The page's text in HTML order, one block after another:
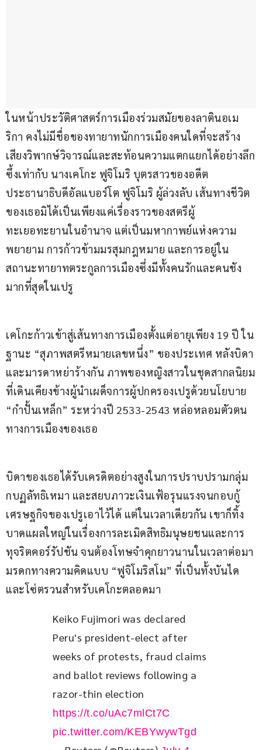
ในหน้าประวัติศาสตร์การเมืองร่วมสมัยของลาตินอเม
ริกา คงไม่มีชื่อของทายาทนักการเมืองคนใดที่จะสร้าง
เสียงวิพากษ์วิจารณ์และสะท้อนความแตกแยกได้อย่างลึก
ซึ้งเท่ากับ นางเคโกะ ฟูจิโมริ บุตรสาวของอดีต
ประธานาธิบดีอัลแบอร์โต ฟูจิโมริ ผู้ล่วงลับ เส้นทางชีวิต
ของเธอมิได้เป็นเพียงแค่เรื่องราวของสตรีผู้
ทะเยอทะยานในอำนาจ แต่เป็นมหากาพย์แห่งความ
พยายาม การก้าวข้ามมรสุมกฎหมาย และการอยู่ใน
สถานะทายาทตระกูลการเมืองซึ่งมีทั้งคนรักและคนชัง
มากที่สุดในเปรู
เคโกะก้าวเข้าสู่เส้นทางการเมืองตั้งแต่อายุเพียง 19 ปี ใน
ฐานะ “สุภาพสตรีหมายเลขหนึ่ง” ของประเทศ หลังบิดา
และมารดาหย่าร้างกัน ภาพของหญิงสาวในชุดสากลนิยม
ที่เดินเคียงข้างผู้นำเผด็จการผู้ปกครองเปรูด้วยนโยบาย
“กำปั้นเหล็ก” ระหว่างปี 2533-2543 หล่อหลอมตัวตน
ทางการเมืองของเธอ
บิดาของเธอได้รับเครดิตอย่างสูงในการปราบปรามกลุ่ม
กบฏลัทธิเหมา และสยบภาวะเงินเฟ้อรุนแรงจนกอบกู้
เศรษฐกิจของเปรูเอาไว้ได้ แต่ในเวลาเดียวกัน เขาก็ทิ้ง
บาดแผลใหญ่ในเรื่องการละเมิดสิทธิมนุษยชนและการ
ทุจริตคอร์รัปชัน จนต้องโทษจำคุกยาวนานในเวลาต่อมา
มรดกทางความคิดแบบ “ฟูจิโมริสโม” ที่เป็นทั้งบันได
และโซ่ตรวนสำหรับเคโกะตลอดมา
Keiko Fujimori was declared
Peru's president-elect after
weeks of protests, fraud claims
and ballot reviews following a
razor-thin election
https://t.co/uAc7mlCt7C
pic.twitter.com/KEBYwywTgd